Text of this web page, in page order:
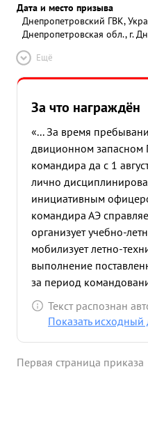
Дата и место призыва
Днепропетровский ГВК,
Днепропетровская обл., г.
Ещё
За что награждён
«... За время
двиционном запасном
командира да с 1
лично
инициативным
командира АЭ
организует учебно-
мобилизует летно-
выполнение
за период
самолете ПО-2
частей Красной Армии
посадок Летный состав
Текст распознан
Показать исходный
Первая страница приказа